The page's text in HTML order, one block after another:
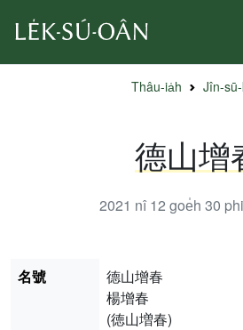
Thâu-ia̍h Jîn-
德山增
2021 nî 12 goe̍h 30
名號
德山增春
楊增春
(徳山増春)